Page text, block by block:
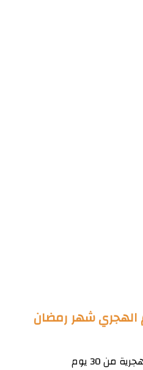
الهجري شهر رمضان